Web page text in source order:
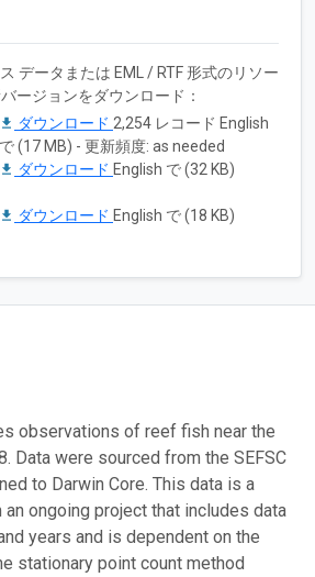
データまたは EML / RTF 形式のリソー
ージョンをダウンロード：
ダウンロード 2,254 レコード English
で (17 MB) - 更新頻度: as needed
ダウンロード English で (32 KB)
ダウンロード English で (18 KB)
observations of reef fish near the
Data were sourced from the SEFSC
to Darwin Core. This data is a
ongoing project that includes data
years and is dependent on the
stationary point count method